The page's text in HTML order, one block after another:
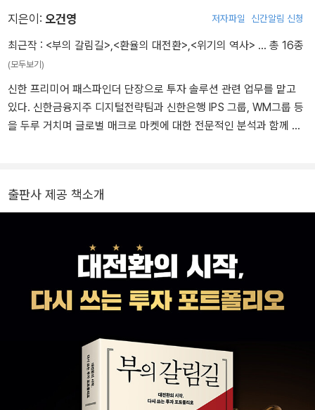
지은이: 오건영 저자파일 신간알림 신청
최근작 : <부의 갈림길>,<환율의 대전환>,<위기의 역사> … 총 16종
(모두보기)
신한 프리미어 패스파인더 단장으로 투자 솔루션 관련 업무를 맡고
있다. 신한금융지주 디지털전략팀과 신한은행 IPS 그룹, WM그룹 등
을 두루 거치며 글로벌 매크로 마켓에 대한 전문적인 분석과 함께 매
더 블럭」에 글로벌 경제 전문가로 출연했고, 유튜브 「지식인사이드」에
탁해」, 「삼프로TV」, 「연합뉴스」 등 유수의 미디어에 출연해 대한민국
최고의 거시경제 일타강사로 신뢰도 높은 정보를 전달하고 있다. 페
이스북, 네이버 카페를 운영하면서 7.7만 명의 팔로워와 5.5만 명의
카페 회원들에게 글로벌 금융 시장의 정보와 견해를 꾸준히 제공하는
동』은 수십만 독자에게 사랑을 받는 베스트셀러가 되었고, 2022년에
출간한 『인플레이션에서 살아남기』는 박무미래재단 선정 제1회 경제
경영 우수도서상을 수상, 2023년에 출간한 『위기의 역사』는 제42회
정진기언론문화상 수상 및 세종문고에 선정되며 그 가치를 인정받았
출판사 제공 책소개